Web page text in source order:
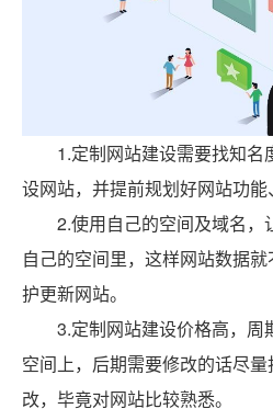
1.定制网站建设需要找知
设网站，并提前规划好网站功能
2.使用自己的空间及域名，
自己的空间里，这样网站数据
护更新网站。
3.定制网站建设价格高，周
空间上，后期需要修改的话尽
改，毕竟对网站比较熟悉。